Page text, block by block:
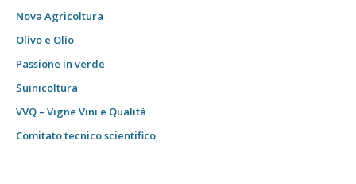
Nova Agricoltura
Olivo e Olio
Passione in verde
Suinicoltura
VVQ – Vigne Vini e Qualità
Comitato tecnico scientifico